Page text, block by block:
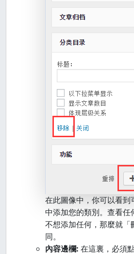
在此圖像中，你可以看到
中添加您的類別。查看任
不想添加任何，那麼就「
同。
內容邊欄: 在這裏，必須